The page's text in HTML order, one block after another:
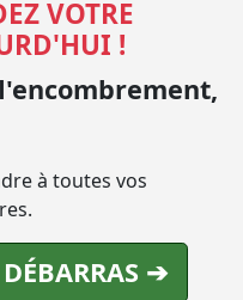
VOTRE
!
à toutes vos
DÉBARRAS ➔